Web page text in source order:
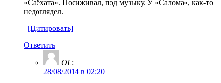
«Саёхата». Посиживал, под музыку. У «Салома», как-то
недоглядел.
[Цитировать]
Ответить
OL:
28/08/2014 в 02:20